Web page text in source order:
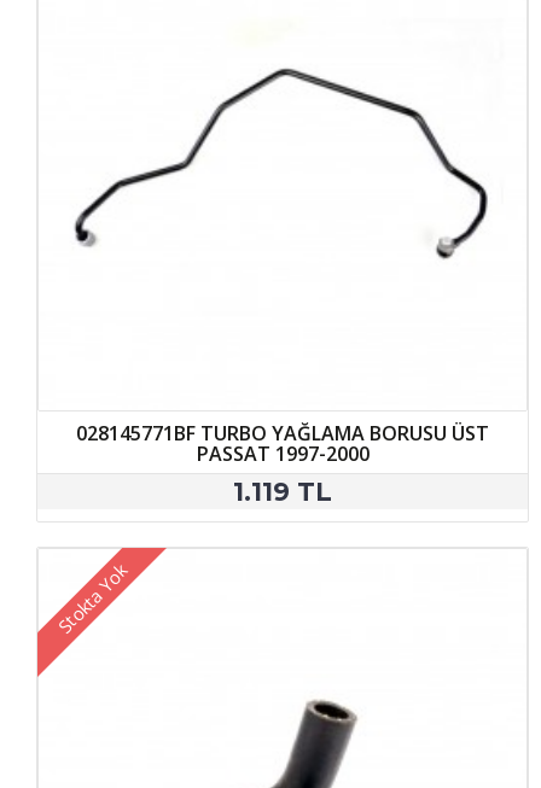
028145771BF TURBO YAĞLAMA BORUSU ÜST
PASSAT 1997-2000
1.119 TL
Stokta Yok